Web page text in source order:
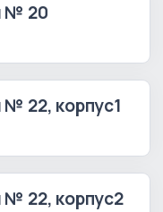
№ 20
22, корпус1
22, корпус2